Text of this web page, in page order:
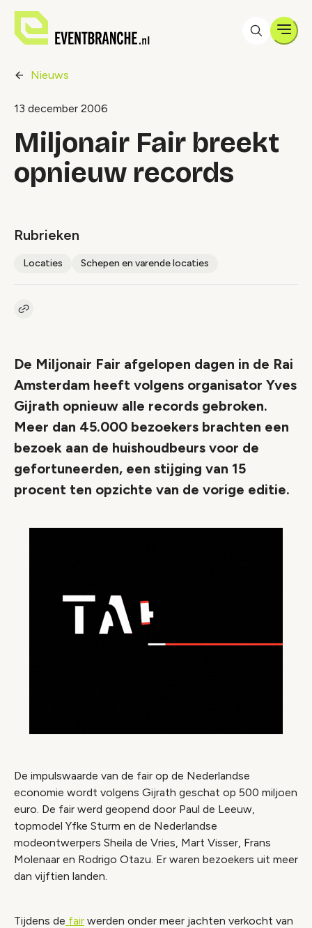
Nieuws
13 december 2006
Miljonair Fair breekt
opnieuw records
Rubrieken
Locaties Schepen en varende locaties
Kopieer link naar artikel
De Miljonair Fair afgelopen dagen in de Rai
Amsterdam heeft volgens organisator Yves
Gijrath opnieuw alle records gebroken.
Meer dan 45.000 bezoekers brachten een
bezoek aan de huishoudbeurs voor de
gefortuneerden, een stijging van 15
procent ten opzichte van de vorige editie.
De impulswaarde van de fair op de Nederlandse
economie wordt volgens Gijrath geschat op 500 miljoen
euro. De fair werd geopend door Paul de Leeuw,
topmodel Yfke Sturm en de Nederlandse
modeontwerpers Sheila de Vries, Mart Visser, Frans
Molenaar en Rodrigo Otazu. Er waren bezoekers uit meer
dan vijftien landen.
Tijdens de fair werden onder meer jachten verkocht van